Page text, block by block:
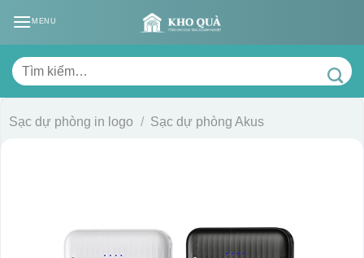
MENU
Tìm
kiếm:
Sạc dự phòng in logo / Sạc dự phòng Akus